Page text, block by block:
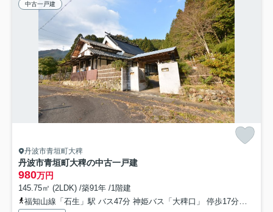
中古一戸建
丹波市青垣町大稗
丹波市青垣町大稗の中古一戸建
980万円
145.75㎡ (2LDK) /築91年 /1階建
福知山線「石生」駅 バス47分 神姫バス「大稗口」 停歩17分車33分 20.0km